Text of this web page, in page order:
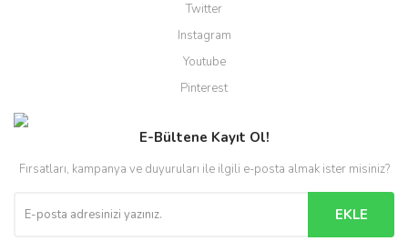
Twitter
Instagram
Youtube
Pinterest
E-Bültene Kayıt Ol!
Fırsatları, kampanya ve duyuruları ile ilgili e-posta almak ister misiniz?
EKLE